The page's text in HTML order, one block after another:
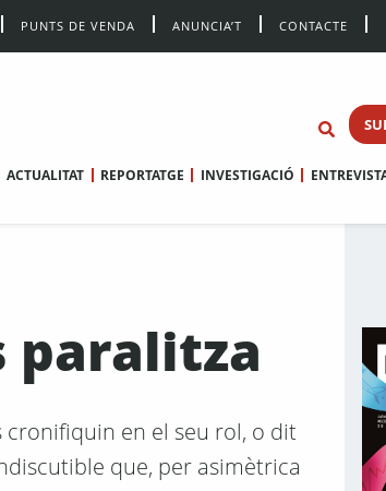
PUNTS DE VENDA ANUNCIA’T CONTACTE
ACTUALITAT REPORTATGE INVESTIGACIÓ
paralitza
cronifiquin en el seu rol, o dit
que, per asimètrica